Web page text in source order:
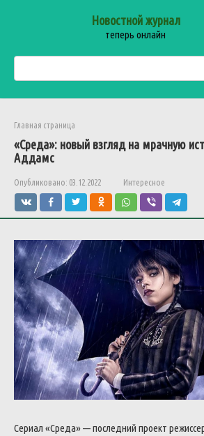
Новостной журнал
теперь онлайн
Главная страница
«Среда»: новый взгляд на мрачную
Аддамс
Опубликовано: 03.12.2022 Интересное
Сериал «Среда» — последний проект